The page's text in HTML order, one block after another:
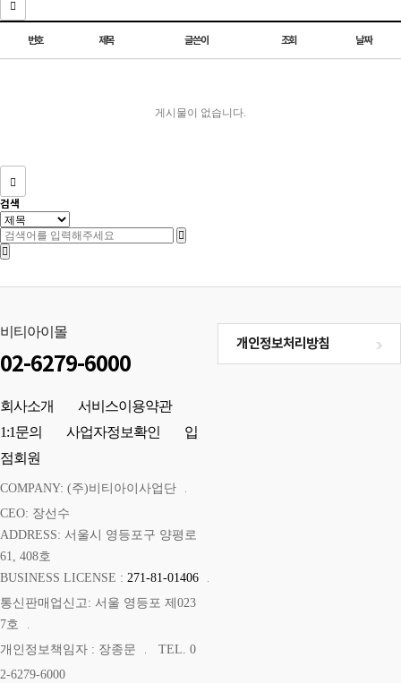
번호 제목 글쓴이 조회 날짜
게시물이 없습니다.
검색
비티아이몰
02-6279-6000
회사소개
서비스이용약관
1:1문의
사업자정보확인
입
점회원
COMPANY: (주)비티아이사업단
CEO: 장선수
ADDRESS: 서울시 영등포구 양평로
61, 408호
BUSINESS LICENSE : 271-81-01406
통신판매업신고: 서울 영등포 제023
7호
개인정보책임자 : 장종문
TEL. 0
2-6279-6000
개인정보처리방침